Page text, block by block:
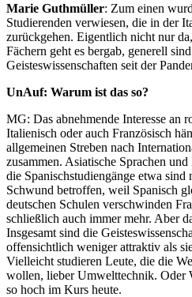
Marie Guthmüller: Zum einen
Studierenden verwiesen, die in der
zurückgehen. Eigentlich nicht nur
Fächern geht es bergab, generell
Geisteswissenschaften seit der
UnAuf: Warum ist das so?
MG: Das abnehmende Interesse an
Italienisch oder auch Französisch
allgemeinen Streben nach
zusammen. Asiatische Sprachen
die Spanischstudiengänge etwa sind
Schwund betroffen, weil Spanisch
deutschen Schulen verschwinden
schließlich auch immer mehr. Aber
Insgesamt sind die
offensichtlich weniger attraktiv als
Vielleicht studieren Leute, die die
wollen, lieber Umwelttechnik. Oder
so hoch im Kurs heute.